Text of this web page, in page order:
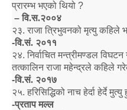
प्रारम्भ भएको थियो ?
–वि.स.२००४
२३. राजा त्रिभुवनको मृत्यु कहिले
-वि.सं. २०११
२४. निर्वाचित मन्त्रीमण्डल
तत्कालिन राजा महेन्द्रले कहिले
-वि.सं. २०१७
२५. हरिसिद्धिको नाच हेर्दा हेर्दे
-प्रताप मल्ल